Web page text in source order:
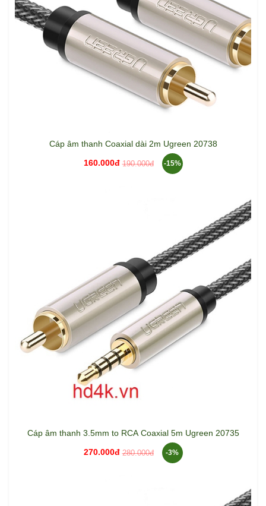
Cáp âm thanh Coaxial dài 2m Ugreen 20738
160.000đ 190.000đ -15%
Cáp âm thanh 3.5mm to RCA Coaxial 5m Ugreen 20735
270.000đ 280.000đ -3%